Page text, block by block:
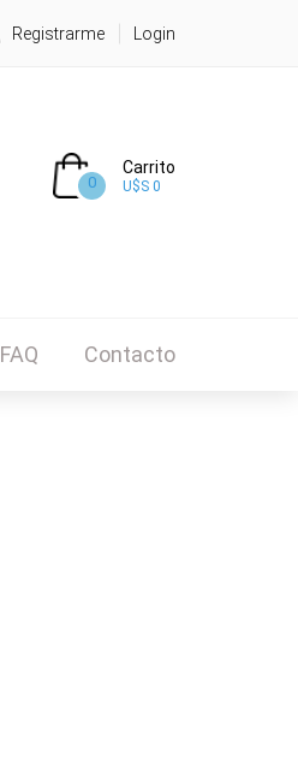
Registrarme Login
0
Carrito
U$S 0
FAQ Contacto